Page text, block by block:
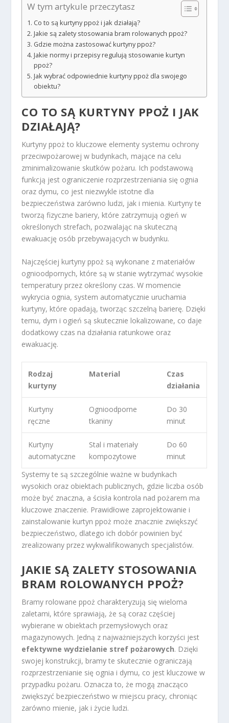
W tym artykule przeczytasz
Co to są kurtyny ppoż i jak działają?
Jakie są zalety stosowania bram rolowanych ppoż?
Gdzie można zastosować kurtyny ppoż?
Jakie normy i przepisy regulują stosowanie kurtyn
ppoż?
Jak wybrać odpowiednie kurtyny ppoż dla swojego
obiektu?
CO TO SĄ KURTYNY PPOŻ I JAK
DZIAŁAJĄ?
Kurtyny ppoż to kluczowe elementy systemu ochrony
przeciwpożarowej w budynkach, mające na celu
zminimalizowanie skutków pożaru. Ich podstawową
funkcją jest ograniczenie rozprzestrzeniania się ognia
oraz dymu, co jest niezwykle istotne dla
bezpieczeństwa zarówno ludzi, jak i mienia. Kurtyny te
tworzą fizyczne bariery, które zatrzymują ogień w
określonych strefach, pozwalając na skuteczną
ewakuację osób przebywających w budynku.
Najczęściej kurtyny ppoż są wykonane z materiałów
ognioodpornych, które są w stanie wytrzymać wysokie
temperatury przez określony czas. W momencie
wykrycia ognia, system automatycznie uruchamia
kurtyny, które opadają, tworząc szczelną barierę. Dzięki
temu, dym i ogień są skutecznie lokalizowane, co daje
dodatkowy czas na działania ratunkowe oraz
ewakuację.
Rodzaj
kurtyny
Material
Czas
działania
Kurtyny
ręczne
Ognioodporne
tkaniny
Do 30
minut
Kurtyny
automatyczne
Stal i materiały
kompozytowe
Do 60
minut
Systemy te są szczególnie ważne w budynkach
wysokich oraz obiektach publicznych, gdzie liczba osób
może być znaczna, a ścisła kontrola nad pożarem ma
kluczowe znaczenie. Prawidłowe zaprojektowanie i
zainstalowanie kurtyn ppoż może znacznie zwiększyć
bezpieczeństwo, dlatego ich dobór powinien być
zrealizowany przez wykwalifikowanych specjalistów.
JAKIE SĄ ZALETY STOSOWANIA
BRAM ROLOWANYCH PPOŻ?
Bramy rolowane ppoż charakteryzują się wieloma
zaletami, które sprawiają, że są coraz częściej
wybierane w obiektach przemysłowych oraz
magazynowych. Jedną z najważniejszych korzyści jest
efektywne wydzielanie stref pożarowych. Dzięki
swojej konstrukcji, bramy te skutecznie ograniczają
rozprzestrzenianie się ognia i dymu, co jest kluczowe w
przypadku pożaru. Oznacza to, że mogą znacząco
zwiększyć bezpieczeństwo w miejscu pracy, chroniąc
zarówno mienie, jak i życie ludzi.